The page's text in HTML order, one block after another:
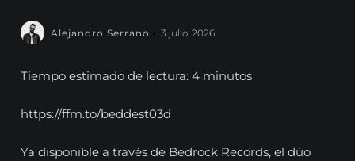
Alejandro Serrano 3 julio, 2026
Tiempo estimado de lectura: 4 minutos
https://ffm.to/beddest03d
Ya disponible a través de Bedrock Records, el dúo